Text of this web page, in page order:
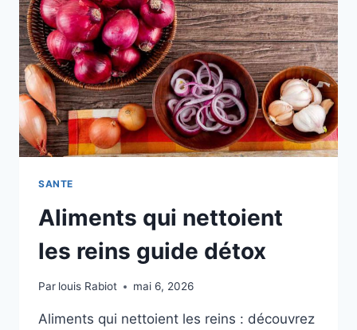
SANTE
Aliments qui nettoient
les reins guide détox
Par louis Rabiot mai 6, 2026
Aliments qui nettoient les reins : découvrez